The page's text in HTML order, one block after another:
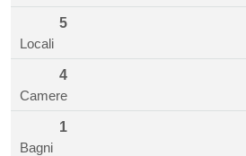
5
Locali
4
Camere
1
Bagni